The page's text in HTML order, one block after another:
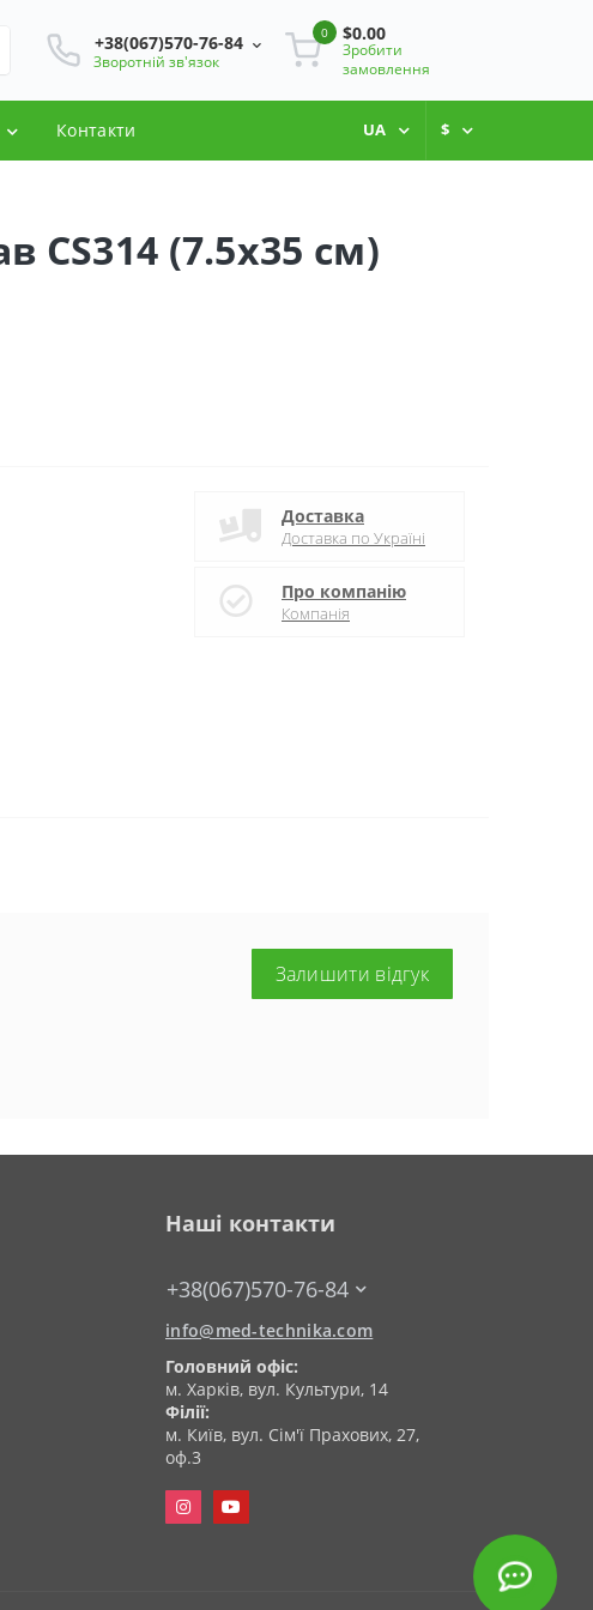
+38(067)570-76-84
Зворотній зв'язок
0 $0.00
Зробити
замовлення
Контакти UA $
CS314 (7.5x35 см)
Доставка
Доставка по Україні
Про компанію
Компанія
Залишити відгук
Наші контакти
+38(067)570-76-84
info@med-technika.com
Головний офіс:
м. Харків, вул. Культури, 14
Філії:
м. Київ, вул. Сім'ї Прахових, 27,
оф.3